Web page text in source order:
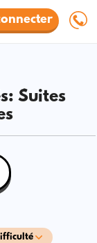
Suites